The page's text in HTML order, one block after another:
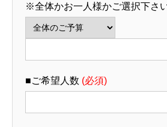
※全体かお一人様かご選択下さい
■ご希望人数 (必須)